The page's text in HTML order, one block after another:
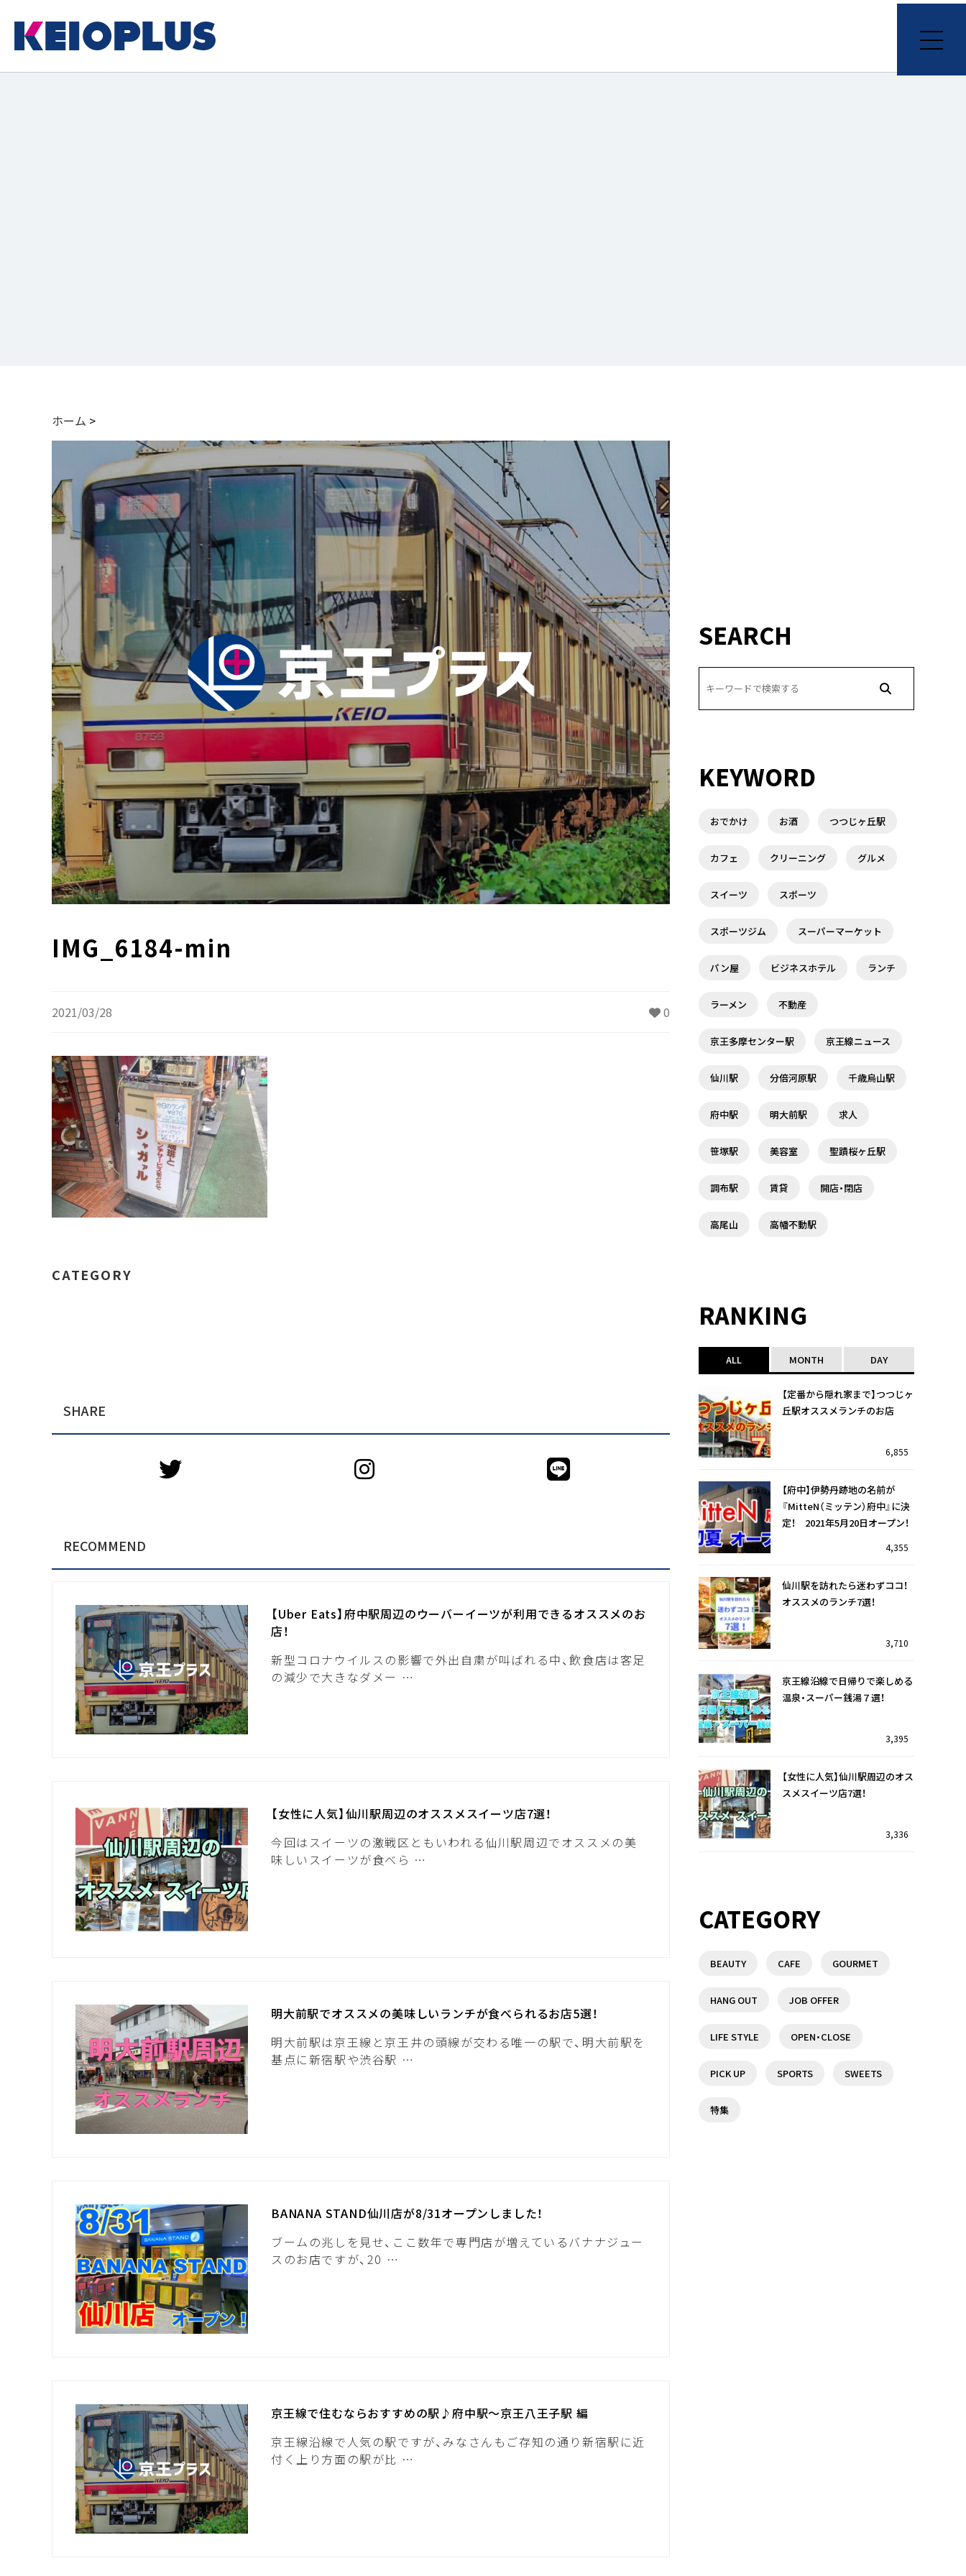
ホーム >
IMG_6184-min
2021/03/28 0
CATEGORY
SHARE
RECOMMEND
【Uber Eats】府中駅周辺のウーバーイーツが利用できるオススメのお
店！
新型コロナウイルスの影響で外出自粛が叫ばれる中、飲食店は客足
の減少で大きなダメー …
【女性に人気】仙川駅周辺のオススメスイーツ店7選！
今回はスイーツの激戦区ともいわれる仙川駅周辺でオススメの美
味しいスイーツが食べら …
明大前駅でオススメの美味しいランチが食べられるお店5選！
明大前駅は京王線と京王井の頭線が交わる唯一の駅で、明大前駅を
基点に新宿駅や渋谷駅 …
BANANA STAND仙川店が8/31オープンしました！
ブームの兆しを見せ、ここ数年で専門店が増えているバナナジュー
スのお店ですが、20 …
京王線で住むならおすすめの駅♪府中駅〜京王八王子駅 編
京王線沿線で人気の駅ですが、みなさんもご存知の通り新宿駅に近
付く上り方面の駅が比 …
SEARCH
KEYWORD
おでかけ お酒 つつじヶ丘駅
カフェ クリーニング グルメ
スイーツ スポーツ
スポーツジム スーパーマーケット
パン屋 ビジネスホテル ランチ
ラーメン 不動産
京王多摩センター駅 京王線ニュース
仙川駅 分倍河原駅 千歳烏山駅
府中駅 明大前駅 求人
笹塚駅 美容室 聖蹟桜ヶ丘駅
調布駅 賃貸 開店・閉店
高尾山 高幡不動駅
RANKING
ALL
【定番から隠れ家まで】つつじヶ
丘駅オススメランチのお店
6,855
【府中】伊勢丹跡地の名前が
『MitteN（ミッテン）府中』に決
定！ 2021年5月20日オープン！
4,355
仙川駅を訪れたら迷わずココ！
オススメのランチ7選！
3,710
京王線沿線で日帰りで楽しめる
温泉・スーパー銭湯７選！
3,395
【女性に人気】仙川駅周辺のオス
スメスイーツ店7選！
3,336
MONTH
調布駅前の複合商業施設『トリ
温泉・スーパー銭湯７選！
DAY
京王線沿線で日帰りで楽しめる
マーケット情報まとめ【調布駅】
CATEGORY
BEAUTY CAFE GOURMET
HANG OUT JOB OFFER
LIFE STYLE OPEN・CLOSE
PICK UP SPORTS SWEETS
特集